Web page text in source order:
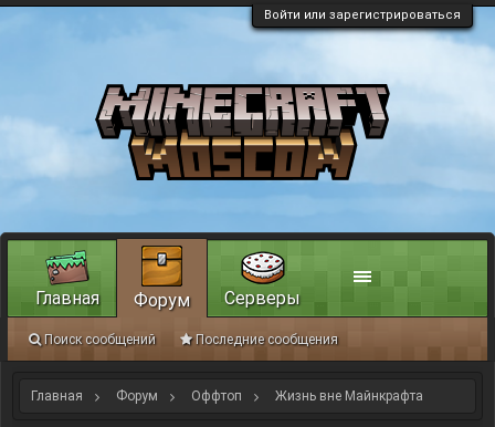
Войти или зарегистрироваться
Главная Форум Оффтоп Жизнь вне Майнкрафта
Главная Форум
Поиск сообщений Последние сообщения
Серверы